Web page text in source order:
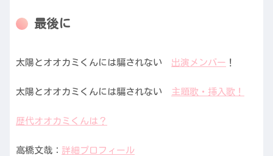
最後に
太陽とオオカミくんには騙されない 出演メンバー ！
太陽とオオカミくんには騙されない 主題歌・挿入歌！
歴代オオカミくんは？
高橋文哉： 詳細プロフィール